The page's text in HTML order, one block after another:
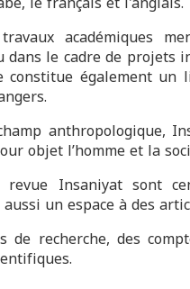
académiques
le cadre de projets
également un
anthropologique,
objet l’homme et la
Insaniyat sont
un espace à des
recherche, des